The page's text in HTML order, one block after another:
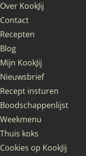
Over KookJij
Contact
Recepten
Blog
Mijn KookJij
Nieuwsbrief
Recept insturen
Boodschappenlijst
Weekmenu
Thuis koks
Cookies op KookJij